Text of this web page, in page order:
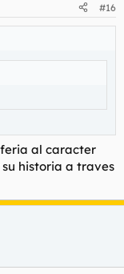
#16
al caracter
historia a traves